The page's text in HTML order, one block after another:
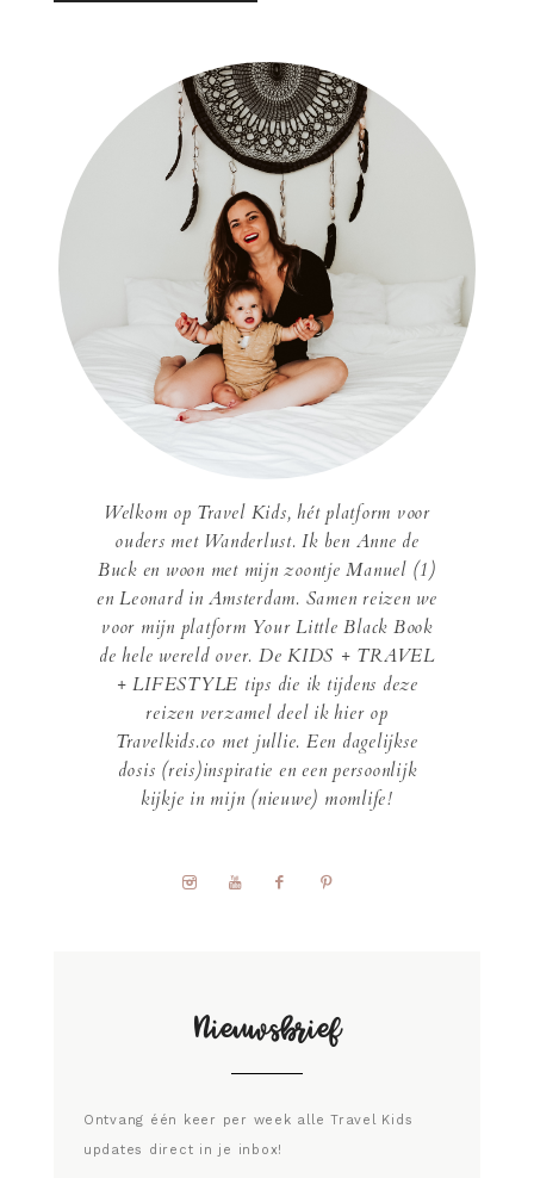
Welkom op Travel Kids, hét platform voor
ouders met Wanderlust. Ik ben Anne de
Buck en woon met mijn zoontje Manuel (1)
en Leonard in Amsterdam. Samen reizen we
voor mijn platform Your Little Black Book
de hele wereld over. De KIDS + TRAVEL
+ LIFESTYLE tips die ik tijdens deze
reizen verzamel deel ik hier op
Travelkids.co met jullie. Een dagelijkse
dosis (reis)inspiratie en een persoonlijk
kijkje in mijn (nieuwe) momlife!
Nieuwsbrief
Ontvang één keer per week alle Travel Kids
updates direct in je inbox!